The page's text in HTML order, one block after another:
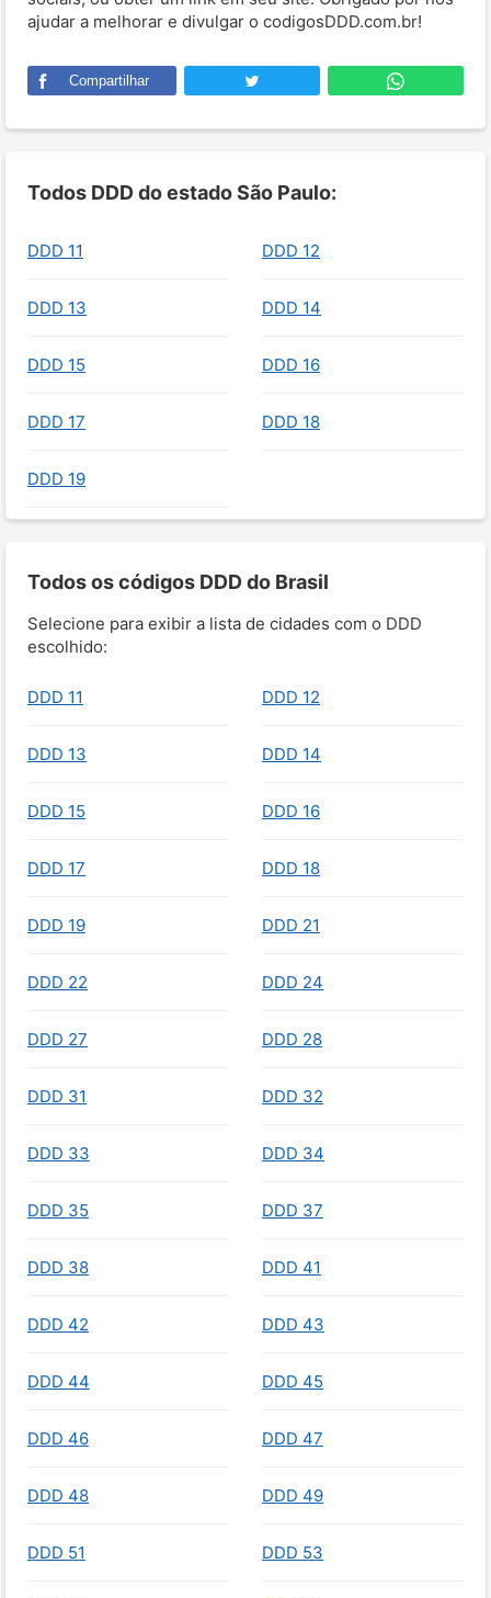
ajudar a melhorar e divulgar o codigosDDD.com.br!
Compartilhar
Todos DDD do estado São Paulo:
DDD 11 DDD 12
DDD 13 DDD 14
DDD 15 DDD 16
DDD 17 DDD 18
DDD 19
Todos os códigos DDD do Brasil
Selecione para exibir a lista de cidades com o DDD
escolhido:
DDD 11 DDD 12
DDD 13 DDD 14
DDD 15 DDD 16
DDD 17 DDD 18
DDD 19 DDD 21
DDD 22 DDD 24
DDD 27 DDD 28
DDD 31 DDD 32
DDD 33 DDD 34
DDD 35 DDD 37
DDD 38 DDD 41
DDD 42 DDD 43
DDD 44 DDD 45
DDD 46 DDD 47
DDD 48 DDD 49
DDD 51 DDD 53